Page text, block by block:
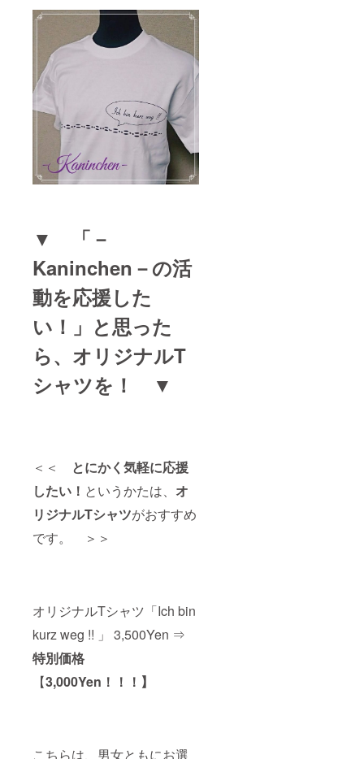
▼ 「－
Kaninchen－の活
動を応援した
い！」と思った
ら、オリジナルT
シャツを！ ▼
＜＜ とにかく気軽に応援
したい！ というかたは、 オ
リジナルTシャツがおすすめ
です。 ＞＞
オリジナルTシャツ「Ich bin
kurz weg !! 」 3,500Yen ⇒
特別価格
【3,000Yen！！！】
こちらは、男女ともにお選